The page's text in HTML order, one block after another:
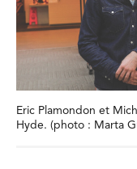
Eric Plamondon et
Hyde. (photo : Marta